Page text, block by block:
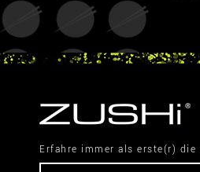
Erfahre immer als erste(r) die